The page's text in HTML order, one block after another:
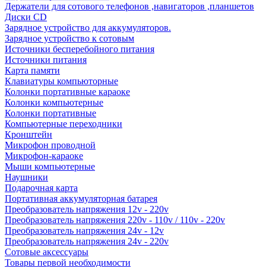
Держатели для сотового телефонов ,навигаторов ,планшетов
Диски CD
Зарядное устройство для аккумуляторов.
Зарядное устройство к сотовым
Источники бесперебойного питания
Источники питания
Карта памяти
Клавиатуры компьюторные
Колонки портативные караоке
Колонки компьютерные
Колонки портативные
Компьютерные переходники
Кронштейн
Микрофон проводной
Микрофон-караоке
Мыши компьютерные
Наушники
Подарочная карта
Портативная аккумуляторная батарея
Преобразователь напряжения 12v - 220v
Преобразователь напряжения 220v - 110v / 110v - 220v
Преобразователь напряжения 24v - 12v
Преобразователь напряжения 24v - 220v
Сотовые аксессуары
Товары первой необходимости